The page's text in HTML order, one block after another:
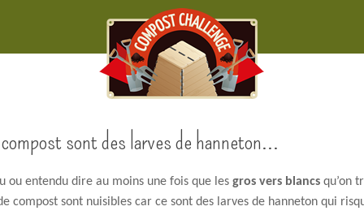
sont des larves de hanneton…
ou entendu dire au moins une fois que les gros vers blancs qu’on
compost sont nuisibles car ce sont des larves de hanneton qui